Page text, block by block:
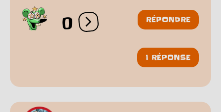
0 Ouvrir les réactions
RÉPONDRE
1 RÉPONSE